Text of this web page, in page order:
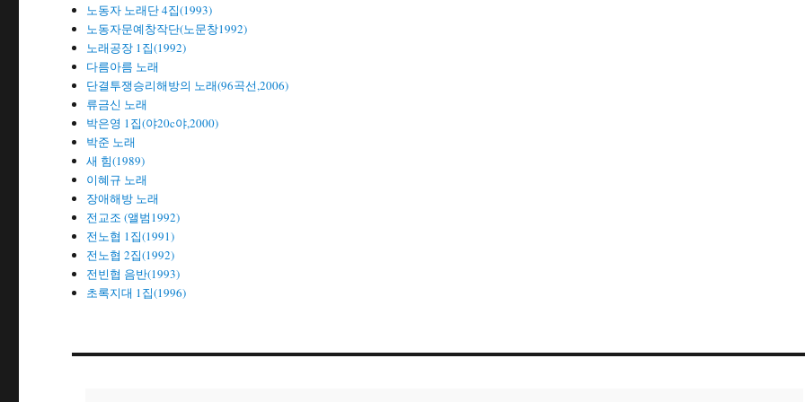
노동자 노래단 4집(1993)
노동자문예창작단(노문창1992)
노래공장 1집(1992)
다름아름 노래
단결투쟁승리해방의 노래(96곡선,2006)
류금신 노래
박은영 1집(야20c야,2000)
박준 노래
새 힘(1989)
이혜규 노래
장애해방 노래
전교조 (앨범1992)
전노협 1집(1991)
전노협 2집(1992)
전빈협 음반(1993)
초록지대 1집(1996)